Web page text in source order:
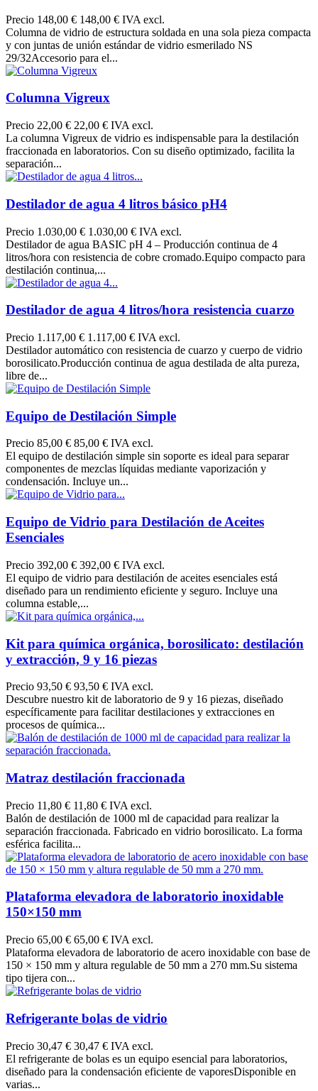
Precio 148,00 € 148,00 € IVA excl.
Columna de vidrio de estructura soldada en una sola pieza compacta
y con juntas de unión estándar de vidrio esmerilado NS
29/32Accesorio para el...
Columna Vigreux
Precio 22,00 € 22,00 € IVA excl.
La columna Vigreux de vidrio es indispensable para la destilación
fraccionada en laboratorios. Con su diseño optimizado, facilita la
separación...
Destilador de agua 4 litros básico pH4
Precio 1.030,00 € 1.030,00 € IVA excl.
Destilador de agua BASIC pH 4 – Producción continua de 4
litros/hora con resistencia de cobre cromado.Equipo compacto para
destilación continua,...
Destilador de agua 4 litros/hora resistencia cuarzo
Precio 1.117,00 € 1.117,00 € IVA excl.
Destilador automático con resistencia de cuarzo y cuerpo de vidrio
borosilicato.Producción continua de agua destilada de alta pureza,
libre de...
Equipo de Destilación Simple
Precio 85,00 € 85,00 € IVA excl.
El equipo de destilación simple sin soporte es ideal para separar
componentes de mezclas líquidas mediante vaporización y
condensación. Incluye un...
Equipo de Vidrio para Destilación de Aceites
Esenciales
Precio 392,00 € 392,00 € IVA excl.
El equipo de vidrio para destilación de aceites esenciales está
diseñado para un rendimiento eficiente y seguro. Incluye una
columna estable,...
Kit para química orgánica, borosilicato: destilación
y extracción, 9 y 16 piezas
Precio 93,50 € 93,50 € IVA excl.
Descubre nuestro kit de laboratorio de 9 y 16 piezas, diseñado
específicamente para facilitar destilaciones y extracciones en
procesos de química...
Matraz destilación fraccionada
Precio 11,80 € 11,80 € IVA excl.
Balón de destilación de 1000 ml de capacidad para realizar la
separación fraccionada. Fabricado en vidrio borosilicato. La forma
esférica facilita...
Plataforma elevadora de laboratorio inoxidable
150×150 mm
Precio 65,00 € 65,00 € IVA excl.
Plataforma elevadora de laboratorio de acero inoxidable con base de
150 × 150 mm y altura regulable de 50 mm a 270 mm.Su sistema
tipo tijera con...
Refrigerante bolas de vidrio
Precio 30,47 € 30,47 € IVA excl.
El refrigerante de bolas es un equipo esencial para laboratorios,
diseñado para la condensación eficiente de vaporesDisponible en
varias...